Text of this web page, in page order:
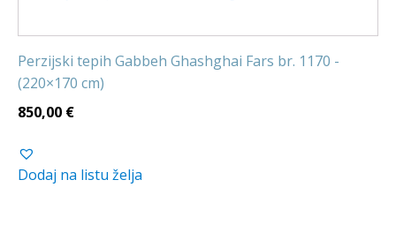
Perzijski tepih Gabbeh Ghashghai Fars br. 1170 -
(220×170 cm)
850,00 €
Dodaj na listu želja